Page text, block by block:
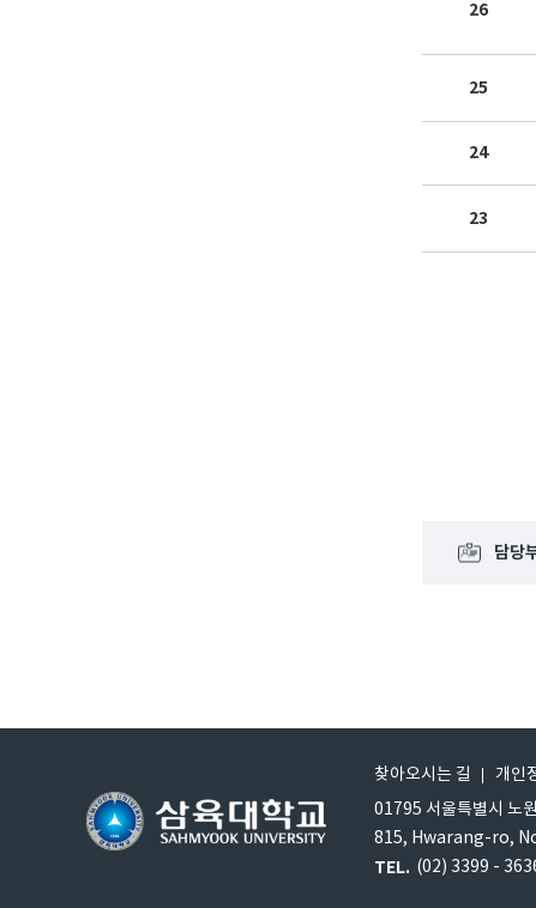
26
25
24
23
담당
찾아오시는 길 개인
01795 서울특별시 노
815, Hwarang-ro,
TEL. (02) 3399 -